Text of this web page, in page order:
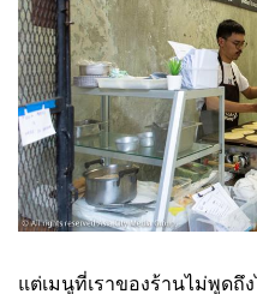
แต่เมนูที่เราของร้านไม่พูดถึ